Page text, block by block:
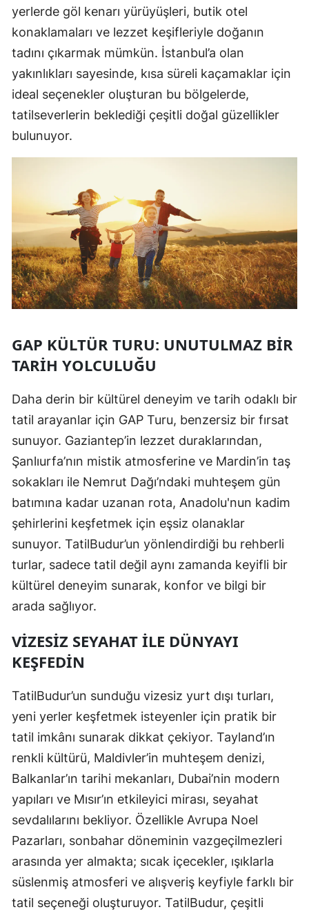
yerlerde göl kenarı yürüyüşleri, butik otel
konaklamaları ve lezzet keşifleriyle doğanın
tadını çıkarmak mümkün. İstanbul’a olan
yakınlıkları sayesinde, kısa süreli kaçamaklar için
ideal seçenekler oluşturan bu bölgelerde,
tatilseverlerin beklediği çeşitli doğal güzellikler
bulunuyor.
GAP KÜLTÜR TURU: UNUTULMAZ BIR
TARIH YOLCULUĞU
Daha derin bir kültürel deneyim ve tarih odaklı bir
tatil arayanlar için GAP Turu, benzersiz bir fırsat
sunuyor. Gaziantep’in lezzet duraklarından,
Şanlıurfa’nın mistik atmosferine ve Mardin’in taş
sokakları ile Nemrut Dağı’ndaki muhteşem gün
batımına kadar uzanan rota, Anadolu'nun kadim
şehirlerini keşfetmek için eşsiz olanaklar
sunuyor. TatilBudur’un yönlendirdiği bu rehberli
turlar, sadece tatil değil aynı zamanda keyifli bir
kültürel deneyim sunarak, konfor ve bilgi bir
arada sağlıyor.
VIZESIZ SEYAHAT İLE DÜNYAYI
KEŞFEDIN
TatilBudur’un sunduğu vizesiz yurt dışı turları,
yeni yerler keşfetmek isteyenler için pratik bir
tatil imkânı sunarak dikkat çekiyor. Tayland’ın
renkli kültürü, Maldivler’in muhteşem denizi,
Balkanlar’ın tarihi mekanları, Dubai’nin modern
yapıları ve Mısır’ın etkileyici mirası, seyahat
sevdalılarını bekliyor. Özellikle Avrupa Noel
Pazarları, sonbahar döneminin vazgeçilmezleri
arasında yer almakta; sıcak içecekler, ışıklarla
süslenmiş atmosferi ve alışveriş keyfiyle farklı bir
tatil seçeneği oluşturuyor. TatilBudur, çeşitli